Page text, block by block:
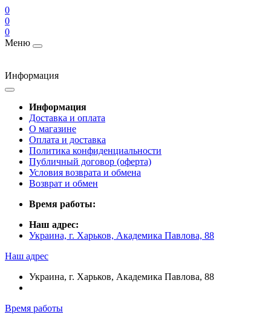
0
0
0
Меню
Информация
Информация
Доставка и оплата
О магазине
Оплата и доставка
Политика конфиденциальности
Публичный договор (оферта)
Условия возврата и обмена
Возврат и обмен
Время работы:
Наш адрес:
Украина, г. Харьков, Академика Павлова, 88
Наш адрес
Украина, г. Харьков, Академика Павлова, 88
Время работы